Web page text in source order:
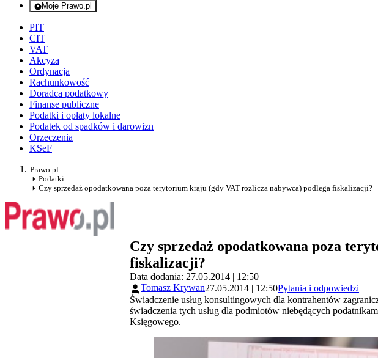
Moje Prawo.pl
- rejestracja i logowanie do serwisu
PIT
CIT
VAT
Akcyza
Ordynacja
Rachunkowość
Doradca podatkowy
Finanse publiczne
Podatki i opłaty lokalne
Podatek od spadków i darowizn
Orzeczenia
KSeF
Prawo.pl
Podatki
Czy sprzedaż opodatkowana poza terytorium kraju (gdy VAT rozlicza nabywca) podlega fiskalizacji?
Czy sprzedaż opodatkowana poza
fiskalizacji?
Data dodania: 27.05.2014 | 12:50
Tomasz Krywan27.05.2014 | 12:50Pytania i odpowiedzi
Świadczenie usług konsultingowych dla kontrahentów
świadczenia tych usług dla podmiotów niebędących
Księgowego.